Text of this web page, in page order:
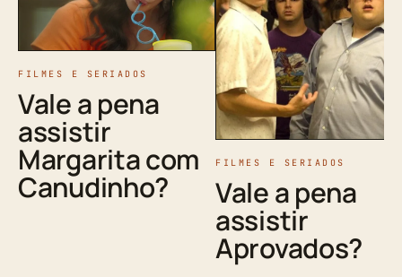
FILMES E SERIADOS
Vale a pena
assistir
Margarita com
Canudinho?
FILMES E SERIADOS
Vale a pena
assistir
Aprovados?